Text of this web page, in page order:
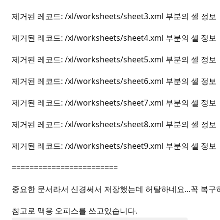
제거된 레코드: /xl/worksheets/sheet3.xml 부분의 셀 정보
제거된 레코드: /xl/worksheets/sheet4.xml 부분의 셀 정보
제거된 레코드: /xl/worksheets/sheet5.xml 부분의 셀 정보
제거된 레코드: /xl/worksheets/sheet6.xml 부분의 셀 정보
제거된 레코드: /xl/worksheets/sheet7.xml 부분의 셀 정보
제거된 레코드: /xl/worksheets/sheet8.xml 부분의 셀 정보
제거된 레코드: /xl/worksheets/sheet9.xml 부분의 셀 정보
========================
중요한 문서라서 신경써서 저장했는데 허탈하네요...꼭 복구
참고로 맥용 오피스를 쓰고있습니다.